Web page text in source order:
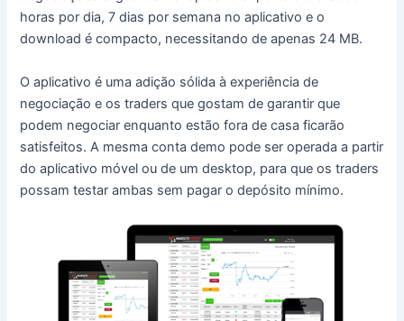
horas por dia, 7 dias por semana no aplicativo e o
download é compacto, necessitando de apenas 24 MB.
O aplicativo é uma adição sólida à experiência de
negociação e os traders que gostam de garantir que
podem negociar enquanto estão fora de casa ficarão
satisfeitos. A mesma conta demo pode ser operada a partir
do aplicativo móvel ou de um desktop, para que os traders
possam testar ambas sem pagar o depósito mínimo.